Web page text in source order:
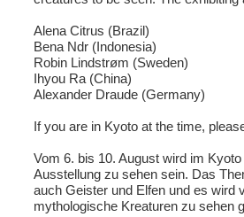
Alena Citrus (Brazil)
Bena Ndr (Indonesia)
Robin Lindstrøm (Sweden)
Ihyou Ra (China)
Alexander Draude (Germany)
If you are in Kyoto at the time,
Vom 6. bis 10. August wird im
Ausstellung zu sehen sein. Das
auch Geister und Elfen und es wird
mythologische Kreaturen zu sehen